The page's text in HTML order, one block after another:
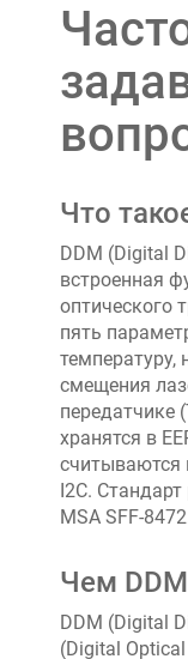
Что
DDM (Digital
встроенная
оптического
пять
температуру,
смещения
передатчике
хранятся в
считываются
I2C.
MSA SFF-
Чем
DDM (Digital
(Digital